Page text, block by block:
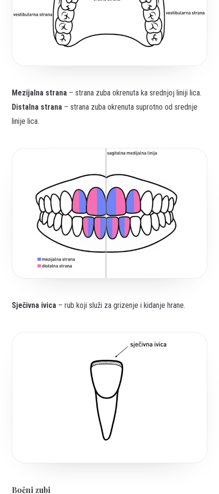
Mezijalna strana – strana zuba okrenuta ka srednjoj liniji lica.
Distalna strana – strana zuba okrenuta suprotno od srednje
linije lica.
Sječivna ivica – rub koji služi za grizenje i kidanje hrane.
Bočni zubi